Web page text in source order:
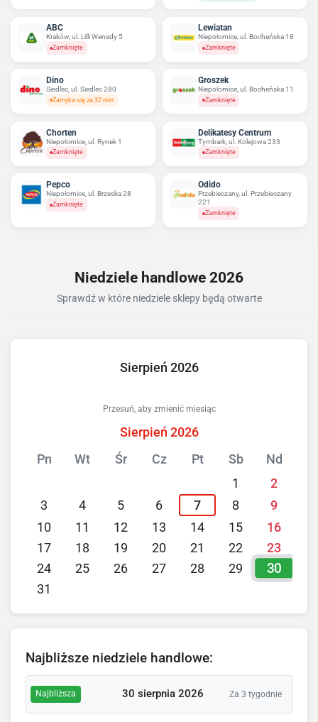
ABC
Kraków, ul. Lilli Wenedy 5
Zamknięte
Lewiatan
Niepołomice, ul. Bocheńska 18
Zamknięte
Dino
Siedlec, ul. Siedlec 280
Zamyka się za 32 min
Groszek
Niepołomice, ul. Bocheńska 11
Zamknięte
Chorten
Niepołomice, ul. Rynek 1
Zamknięte
Delikatesy Centrum
Tymbark, ul. Kolejowa 233
Zamknięte
Pepco
Niepołomice, ul. Brzeska 28
Zamknięte
Odido
Przebieczany, ul. Przebieczany
221
Zamknięte
Niedziele handlowe 2026
Sprawdź w które niedziele sklepy będą otwarte
Sierpień 2026
Przesuń, aby zmienić miesiąc
Sierpień 2026
Pn
Wt Śr Cz Pt Sb
Nd
1
2
3
4 5 6 7 8
9
10
11 12 13 14 15
16
17
18 19 20 21 22
23
24
25 26 27 28 29 30
31
Najbliższe niedziele handlowe:
Najbliższa 30 sierpnia 2026 Za 3 tygodnie